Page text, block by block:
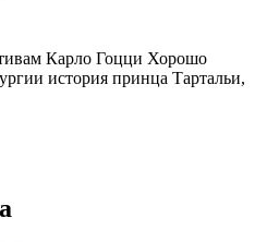
Карло Гоцци Хорошо
история принца Тартальи,